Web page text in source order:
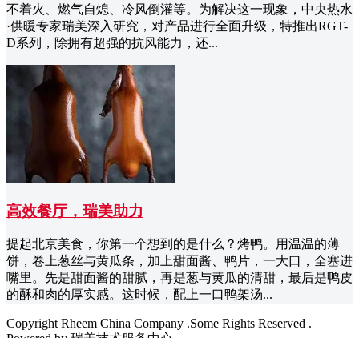
不着火、燃气自熄、冷风倒灌等。为解决这一现象，中央热水
·供暖专家瑞美深入研究，对产品进行全面升级，特推出RGT-
D系列，除拥有超强的抗风能力，还...
高效餐厅，瑞美助力
提起北京美食，你第一个想到的是什么？烤鸭。用温温的薄
饼，卷上葱丝与黄瓜条，加上甜面酱、鸭片，一大口，全塞进
嘴里。先是甜面酱的甜腻，再是葱与黄瓜的清甜，最后是鸭皮
的酥和肉的厚实感。这时候，配上一口鸭架汤...
Copyright Rheem China Company .Some Rights Reserved .